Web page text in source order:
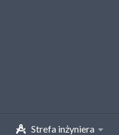
Strefa inżyniera